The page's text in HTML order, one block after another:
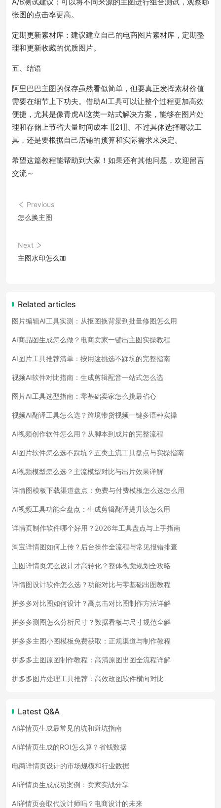
张图的点击率更高。
定期更新素材库：建议建立自己的电商图片素材库，定期整
理和更新收藏的优质图片。
五、结语
阿里巴巴主图的保存虽然看似简单，但要真正发挥素材价值
需要在细节上下功夫。借助AI工具可以让整个过程更加高效
便捷，尤其是像青虎AI这类一站式解决方案，能够在图片处
理和存储上节省大量时间成本 [[21]]。不过具体选择哪款工
具，还是要根据自己店铺的预算和实际需求来决定。
希望这篇教程能帮助到大家！如果还有其他问题，欢迎留言
交流～
Previous
怎么换主图
Next
主图水印怎么加
Related articles
图片编辑AI工具实测：从抠图换背景到批量修图怎么用
AI商品图生成怎么做？电商卖家一键出主图实操教程
AI图片工具推荐清单：按用途挑选不踩坑的完整指南
视频AI软件对比指南：生成剪辑配音一站式怎么选
图片AI工具选型指南：零基础卖家怎么挑最省心
视频AI翻译工具怎么选？跨境带货视频一键多语种实操
AI视频创作软件怎么用？从脚本到成片的完整流程
AI图片软件怎么选不踩坑？五类主流工具盘点与实操指南
AI视频模型怎么选？主流模型对比与出片效果详解
详情图模板下载渠道盘点：免费与付费模板怎么选怎么用
AI视频工具功能全盘点：生成剪辑翻译提升该怎么用
详情页制作软件哪个好用？2026年工具盘点与上手指南
淘宝详情图如何上传？后台操作全流程与常见报错排查
主图详情页怎么设计才高转化？整体视觉规划全攻略
详情图设计软件怎么选？功能对比与零基础出图教程
拼多多对比图如何设计？高点击对比图制作方法详解
拼多多测图怎么分析尺寸？数据看板与尺寸规范全解
拼多多主图小图模板免费获取：正规渠道与制作教程
拼多多主图原图制作教程：高清原图出图全流程详解
拼多多图片处理工具推荐：高效改图软件横向对比
Latest Q&A
AI详情页生成最常见的坑和避坑指南
AI详情页生成的ROI怎么算？省钱数据
电商详情页设计的市场规模和行业数据
AI详情页生成成功案例：卖家实战分享
AI详情页会取代设计师吗？电商设计的未来